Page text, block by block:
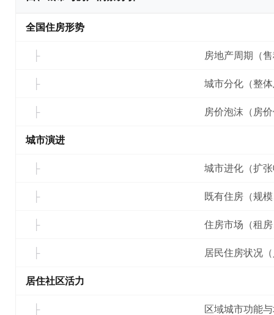
全国住房形势
房地产周期（
城市分化（整
房价泡沫（房
城市演进
城市进化（扩
既有住房（规
住房市场（租
居民住房状况
居住社区活力
区域城市功能